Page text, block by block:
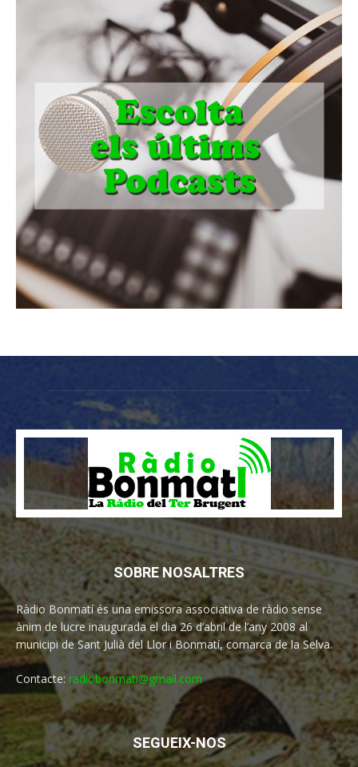
SOBRE NOSALTRES
Ràdio Bonmatí és una emissora associativa de ràdio sense
ànim de lucre inaugurada el dia 26 d’abril de l’any 2008 al
municipi de Sant Julià del Llor i Bonmatí, comarca de la Selva.
Contacte: radiobonmati@gmail.com
SEGUEIX-NOS